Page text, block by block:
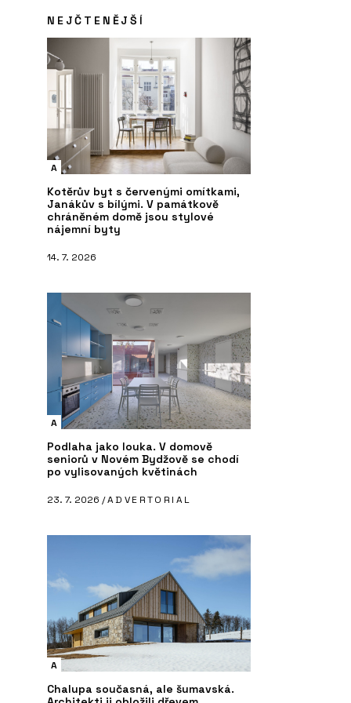
NEJČTENĚJŠÍ
A
Kotěrův byt s červenými omítkami,
Janákův s bílými. V památkově
chráněném domě jsou stylové
nájemní byty
14. 7. 2026
A
Podlaha jako louka. V domově
seniorů v Novém Bydžově se chodí
po vylisovaných květinách
23. 7. 2026 /ADVERTORIAL
A
Chalupa současná, ale šumavská.